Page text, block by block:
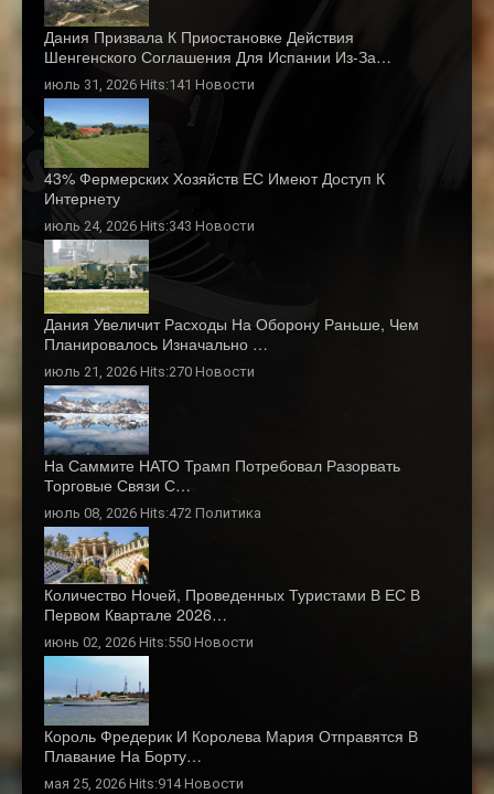
Дания Призвала К Приостановке Действия
Шенгенского Соглашения Для Испании Из-За…
июль 31, 2026 Hits:141 Новости
43% Фермерских Хозяйств ЕС Имеют Доступ К
Интернету
июль 24, 2026 Hits:343 Новости
Дания Увеличит Расходы На Оборону Раньше, Чем
Планировалось Изначально …
июль 21, 2026 Hits:270 Новости
На Саммите НАТО Трамп Потребовал Разорвать
Торговые Связи С…
июль 08, 2026 Hits:472 Политика
Количество Ночей, Проведенных Туристами В ЕС В
Первом Квартале 2026…
июнь 02, 2026 Hits:550 Новости
Король Фредерик И Королева Мария Отправятся В
Плавание На Борту…
мая 25, 2026 Hits:914Новости